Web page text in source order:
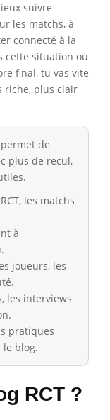
suivre
les matchs, à
connecté à la
cette situation où
final, tu vas vite
riche, plus clair
permet de
plus de recul,
les matchs
à
joueurs, les
les interviews
pratiques
blog.
RCT ?